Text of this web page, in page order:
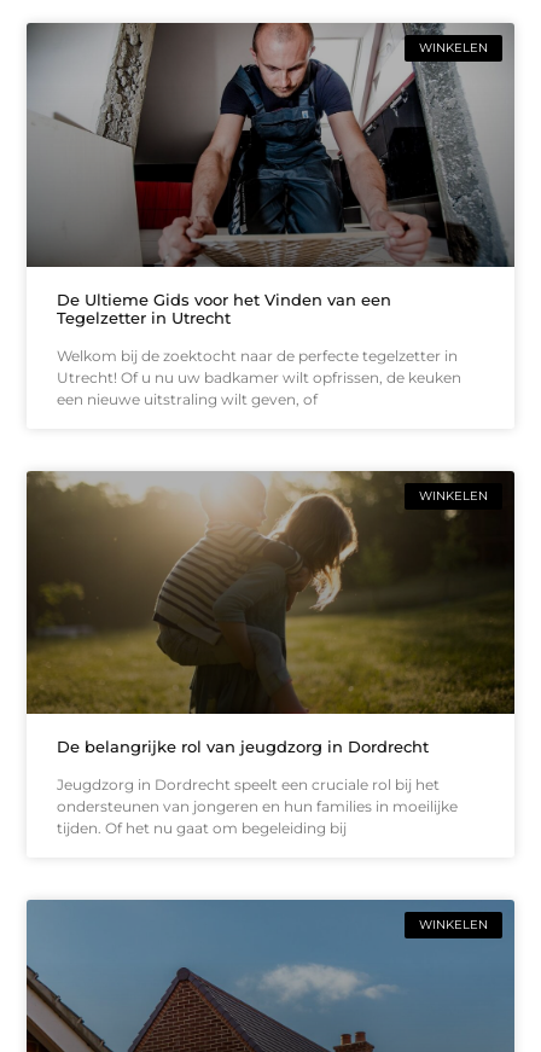
WINKELEN
De Ultieme Gids voor het Vinden van een
Tegelzetter in Utrecht
Welkom bij de zoektocht naar de perfecte tegelzetter in
Utrecht! Of u nu uw badkamer wilt opfrissen, de keuken
een nieuwe uitstraling wilt geven, of
WINKELEN
De belangrijke rol van jeugdzorg in Dordrecht
Jeugdzorg in Dordrecht speelt een cruciale rol bij het
ondersteunen van jongeren en hun families in moeilijke
tijden. Of het nu gaat om begeleiding bij
WINKELEN